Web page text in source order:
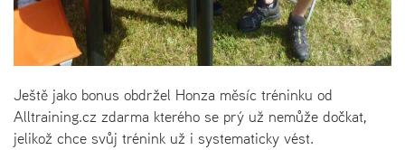
Ještě jako bonus obdržel Honza měsíc tréninku od
Alltraining.cz zdarma kterého se prý už nemůže dočkat,
jelikož chce svůj trénink už i systematicky vést.